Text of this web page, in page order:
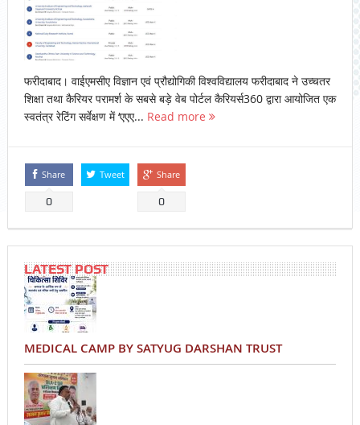
फरीदाबाद। वाईएमसीए विज्ञान एवं प्रौद्योगिकी विश्वविद्यालय फरीदाबाद ने उच्चतर
शिक्षा तथा कैरियर परामर्श के सबसे बड़े वेब पोर्टल कैरियर्स360 द्वारा आयोजित एक
स्वतंत्र रेटिंग सर्वेक्षण में ‘एएए... Read more
Share
0
Tweet Share
0
LATEST POST
MEDICAL CAMP BY SATYUG DARSHAN TRUST